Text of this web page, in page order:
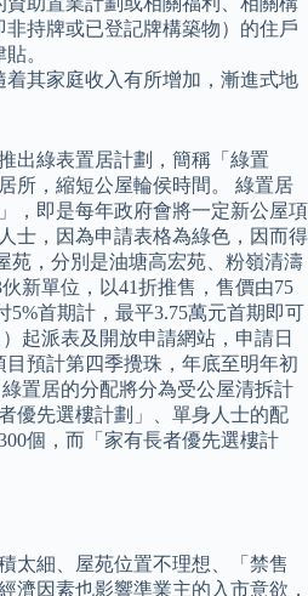
持牌或已登記牌構築物）的住戶
。
其家庭收入有所增加，漸進式地
出綠表置居計劃，簡稱「綠置
所，縮短公屋輪侯時間。 綠置居
，即是每年政府會將一定新公屋項
士，因為申請表格為綠色，因而得
苑，分別是油塘高宏苑、粉嶺清濤
新單位，以41折推售，售價由75
5%首期計，最平3.75萬元首期即可
起派表及開放申請網站，申請日
目預計第四季攪珠，年底至明年初
置居的分配將分為受公屋清拆計
優先選樓計劃」、單身人士的配
個，而「家有長者優先選樓計
太細、屋苑位置不理想、「禁售
濟因素也影響準業主的入市意欲，